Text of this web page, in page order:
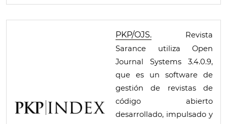
PKP/OJS. Revista
Sarance utiliza Open
Journal Systems 3.4.0.9,
que es un software de
gestión de revistas de
código abierto
desarrollado, impulsado y